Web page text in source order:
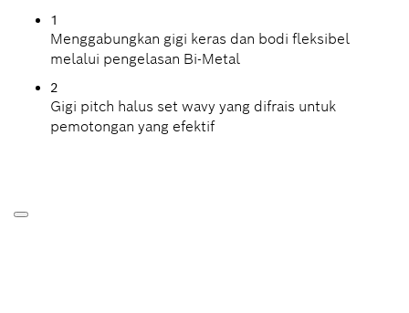
1
Menggabungkan gigi keras dan bodi fleksibel
melalui pengelasan Bi-Metal
2
Gigi pitch halus set wavy yang difrais untuk
pemotongan yang efektif